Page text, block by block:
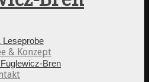
Leseprobe
& Konzept
Bren